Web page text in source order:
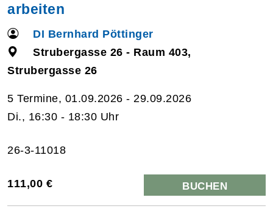
arbeiten
DI Bernhard Pöttinger
Strubergasse 26 - Raum 403,
Strubergasse 26
5 Termine, 01.09.2026 - 29.09.2026
Di., 16:30 - 18:30 Uhr
26-3-11018
111,00 € BUCHEN